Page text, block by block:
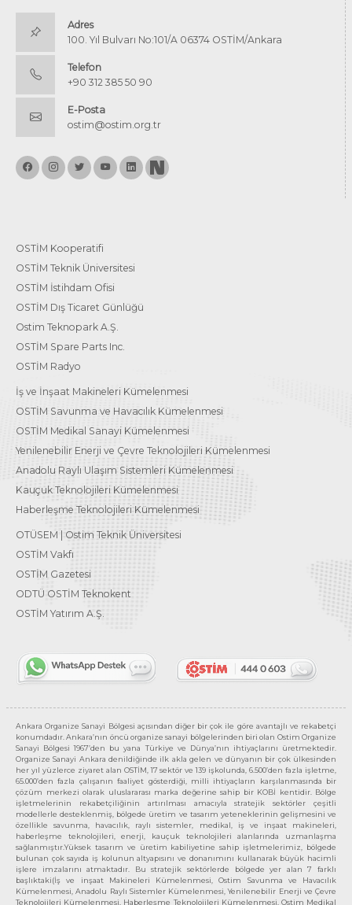
Adres
100. Yıl Bulvarı No:101/A 06374 OSTİM/Ankara
Telefon
+90 312 385 50 90
E-Posta
ostim@ostim.org.tr
OSTİM Kooperatifi
OSTİM Teknik Üniversitesi
OSTİM İstihdam Ofisi
OSTİM Dış Ticaret Günlüğü
Ostim Teknopark A.Ş.
OSTİM Spare Parts Inc.
OSTİM Radyo
İş ve İnşaat Makineleri Kümelenmesi
OSTİM Savunma ve Havacılık Kümelenmesi
OSTİM Medikal Sanayi Kümelenmesi
Yenilenebilir Enerji ve Çevre Teknolojileri Kümelenmesi
Anadolu Raylı Ulaşım Sistemleri Kümelenmesi
Kauçuk Teknolojileri Kümelenmesi
Haberleşme Teknolojileri Kümelenmesi
OTÜSEM | Ostim Teknik Üniversitesi
OSTİM Vakfı
OSTİM Gazetesi
ODTÜ OSTİM Teknokent
OSTİM Yatırım A.Ş.
Ankara Organize Sanayi Bölgesi açısından diğer bir çok ile göre avantajlı ve rekabetçi
konumdadır. Ankara’nın öncü organize sanayi bölgelerinden biri olan Ostim Organize
Sanayi Bölgesi 1967’den bu yana Türkiye ve Dünya’nın ihtiyaçlarını üretmektedir.
Organize Sanayi Ankara denildiğinde ilk akla gelen ve dünyanın bir çok ülkesinden
her yıl yüzlerce ziyaret alan OSTİM, 17 sektör ve 139 işkolunda, 6.500’den fazla işletme,
65.000’den fazla çalışanın faaliyet gösterdiği, milli ihtiyaçların karşılanmasında bir
çözüm merkezi olarak uluslararası marka değerine sahip bir KOBİ kentidir. Bölge
işletmelerinin rekabetçiliğinin artırılması amacıyla stratejik sektörler çeşitli
modellerle desteklenmiş, bölgede üretim ve tasarım yeteneklerinin gelişmesini ve
özellikle savunma, havacılık, raylı sistemler, medikal, iş ve inşaat makineleri,
haberleşme teknolojileri, enerji, kauçuk teknolojileri alanlarında uzmanlaşma
sağlanmıştır.Yüksek tasarım ve üretim kabiliyetine sahip işletmelerimiz, bölgede
bulunan çok sayıda iş kolunun altyapısını ve donanımını kullanarak büyük hacimli
işlere imzalarını atmaktadır. Bu stratejik sektörlerde bölgede yer alan 7 farklı
başlıktaki(İş ve inşaat Makineleri Kümelenmesi, Ostim Savunma ve Havacılık
Kümelenmesi, Anadolu Raylı Sistemler Kümelenmesi, Yenilenebilir Enerji ve Çevre
Teknolojileri Kümelenmesi, Haberleşme Teknolojileri Kümelenmesi, Ostim Medikal